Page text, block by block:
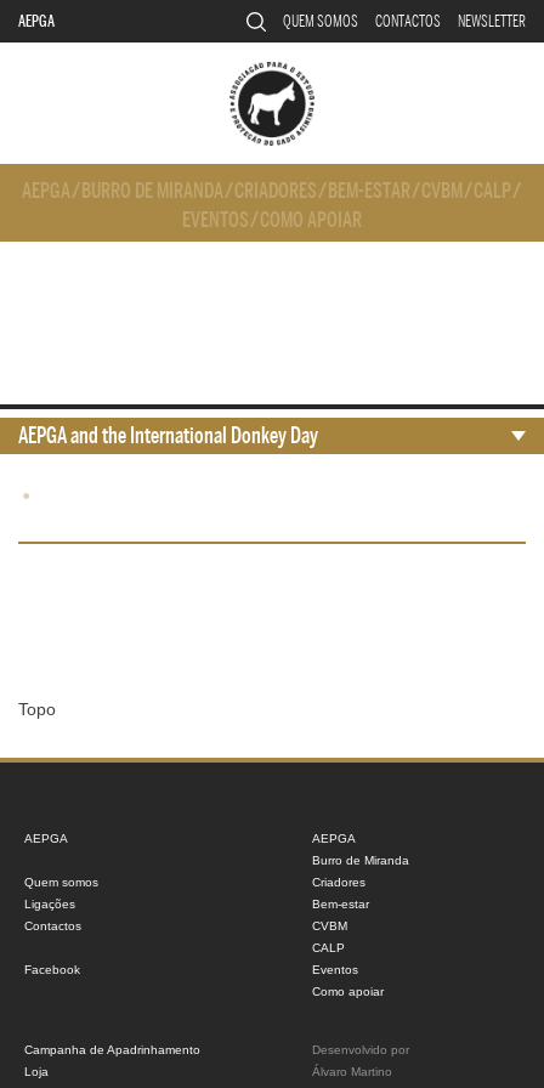
AEPGA QUEM SOMOS CONTACTOS NEWSLETTER
AEPGA/ BURRO DE MIRANDA/CRIADORES/ BEM-ESTAR/CVBM/CALP/
EVENTOS/COMO APOIAR
•
Topo
AEPGA and the International Donkey Day
AEPGA
Quem somos
Ligações
Contactos
Facebook
AEPGA
Burro de Miranda
Criadores
Bem-estar
CVBM
CALP
Eventos
Como apoiar
Campanha de Apadrinhamento
Loja
Desenvolvido por
Álvaro Martino